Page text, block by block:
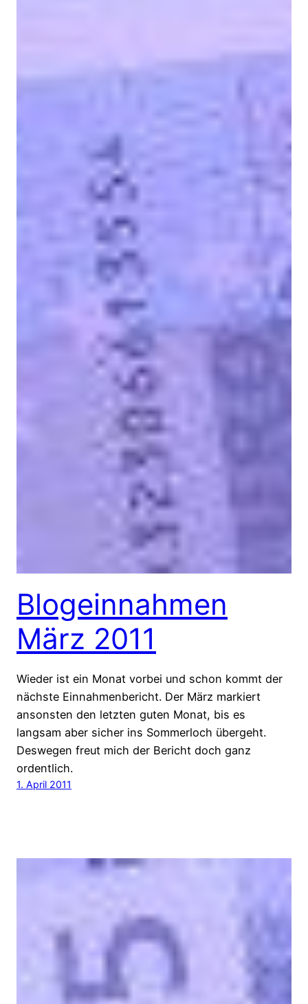
Blogeinnahmen
März 2011
Wieder ist ein Monat vorbei und schon kommt der
nächste Einnahmenbericht. Der März markiert
ansonsten den letzten guten Monat, bis es
langsam aber sicher ins Sommerloch übergeht.
Deswegen freut mich der Bericht doch ganz
ordentlich.
1. April 2011